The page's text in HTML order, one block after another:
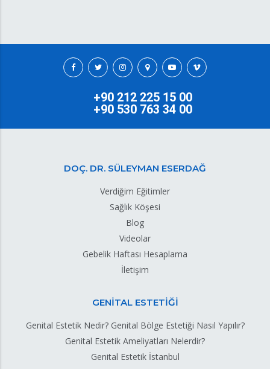
+90 212 225 15 00
+90 530 763 34 00
DOÇ. DR. SÜLEYMAN ESERDAĞ
Verdiğim Eğitimler
Sağlık Köşesi
Blog
Videolar
Gebelik Haftası Hesaplama
İletişim
GENİTAL ESTETİĞİ
Genital Estetik Nedir? Genital Bölge Estetiği Nasıl Yapılır?
Genital Estetik Ameliyatları Nelerdir?
Genital Estetik İstanbul